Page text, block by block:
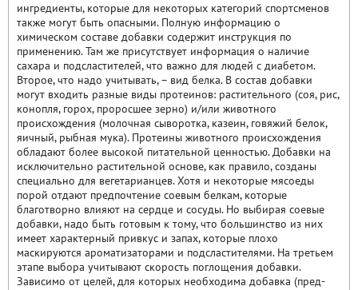
ингредиенты, которые для некоторых категорий спортсменов
также могут быть опасными. Полную информацию о
химическом составе добавки содержит инструкция по
применению. Там же присутствует информация о наличие
сахара и подсластителей, что важно для людей с диабетом.
Второе, что надо учитывать, – вид белка. В состав добавки
могут входить разные виды протеинов: растительного (соя, рис,
конопля, горох, проросшее зерно) и/или животного
происхождения (молочная сыворотка, казеин, говяжий белок,
яичный, рыбная мука). Протеины животного происхождения
обладают более высокой питательной ценностью. Добавки на
исключительно растительной основе, как правило, созданы
специально для вегетарианцев. Хотя и некоторые мясоеды
порой отдают предпочтение соевым белкам, которые
благотворно влияют на сердце и сосуды. Но выбирая соевые
добавки, надо быть готовым к тому, что большинство из них
имеет характерный привкус и запах, которые плохо
маскируются ароматизаторами и подсластителями. На третьем
этапе выбора учитывают скорость поглощения добавки.
Зависимо от целей, для которых необходима добавка (пред-